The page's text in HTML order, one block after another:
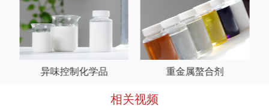
异味控制化学品 重金属螯合剂
相关视频